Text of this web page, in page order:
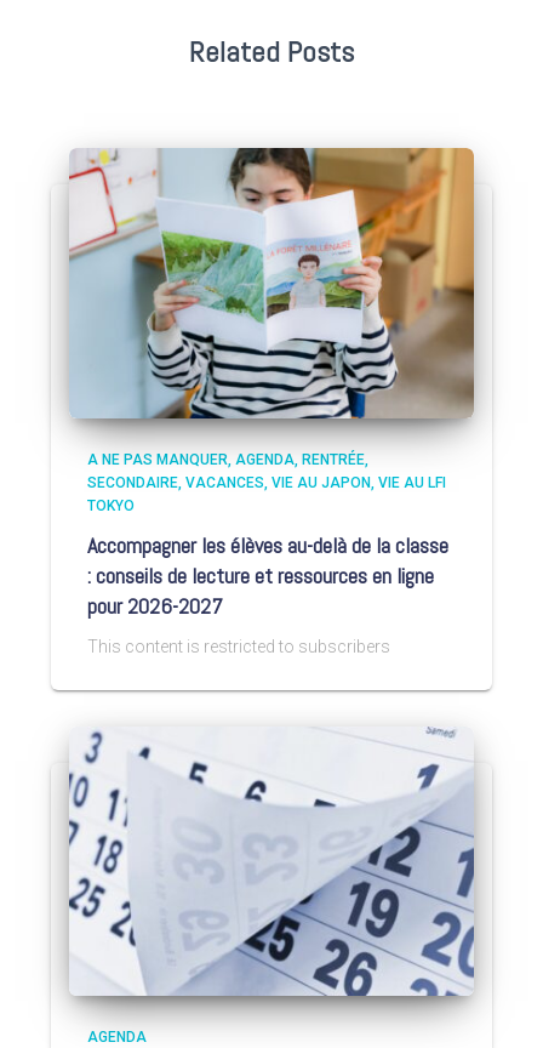
Related Posts
A NE PAS MANQUER AGENDA RENTRÉE
SECONDAIRE VACANCES VIE AU JAPON VIE AU LFI
TOKYO
Accompagner les élèves au-delà de la classe
: conseils de lecture et ressources en ligne
pour 2026-2027
This content is restricted to subscribers
AGENDA